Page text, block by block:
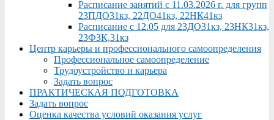
Расписание занятий с 11.03.2026 г. для групп
23ПДО31кз, 22ДО41кз, 22НК41кз
Расписание с 12.05 для 23ДО31кз, 23НК31кз,
23ФЗК,31кз
Центр карьеры и профессионального самоопределения
Профессиональное самоопределение
Трудоустройство и карьера
Задать вопрос
ПРАКТИЧЕСКАЯ ПОДГОТОВКА
Задать вопрос
Оценка качества условий оказания услуг